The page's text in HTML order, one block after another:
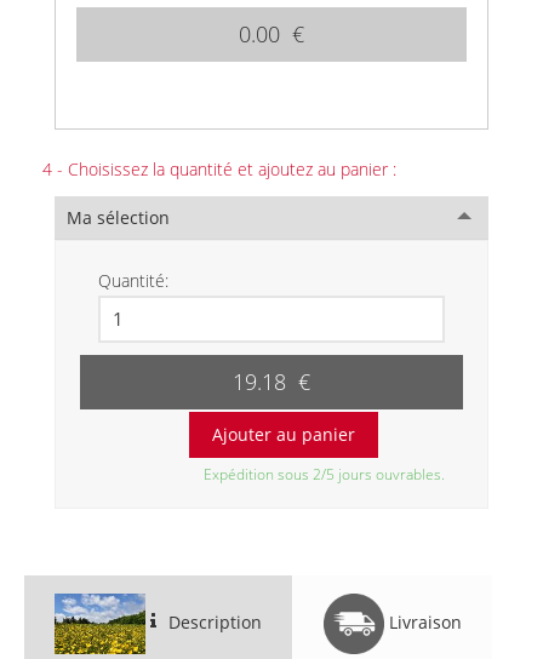
0.00 €
4 - Choisissez la quantité et ajoutez au panier :
Ma sélection
Quantité:
19.18 €
Expédition sous 2/5 jours ouvrables.
Description Livraison